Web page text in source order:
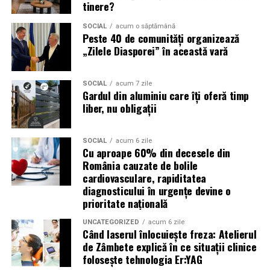
Acest aspect este esențial pentru reducerea riscului
unor reparații costisitoare.
Avantajele Ravenol VMP USVO 5W30
Printre cele mai importante avantaje se numără:
tehnologie USVO;
rezistență la oxidare;
protecție împotriva uzurii;
reducerea depunerilor;
compatibilitate cu numeroase aprobări OEM;
performanțe foarte bune la pornirea la rece;
tinere?
SOCIAL acum o săptămână
Peste 40 de comunități organizează
„Zilele Diasporei” în această vară
SOCIAL acum 7 zile
Gardul din aluminiu care îți oferă timp
liber, nu obligații
SOCIAL acum 6 zile
Cu aproape 60% din decesele din
România cauzate de bolile
cardiovasculare, rapiditatea
diagnosticului în urgențe devine o
prioritate națională
UNCATEGORIZED acum 6 zile
Când laserul înlocuiește freza: Atelierul
de Zâmbete explică în ce situații clinice
folosește tehnologia Er:YAG